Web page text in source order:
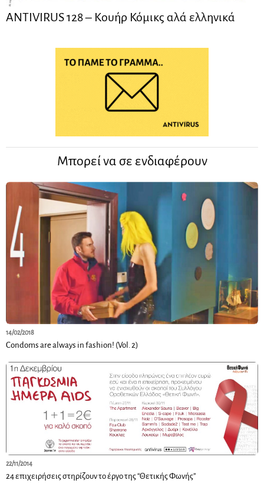
ANTIVIRUS 128 – Kουήρ Κόμικς αλά ελληνικά
Μπορεί να σε ενδιαφέρουν
14/02/2018
Condoms are always in fashion! (Vol. 2)
22/11/2014
24 επιχειρήσεις στηρίζουν το έργο της “Θετικής Φωνής”